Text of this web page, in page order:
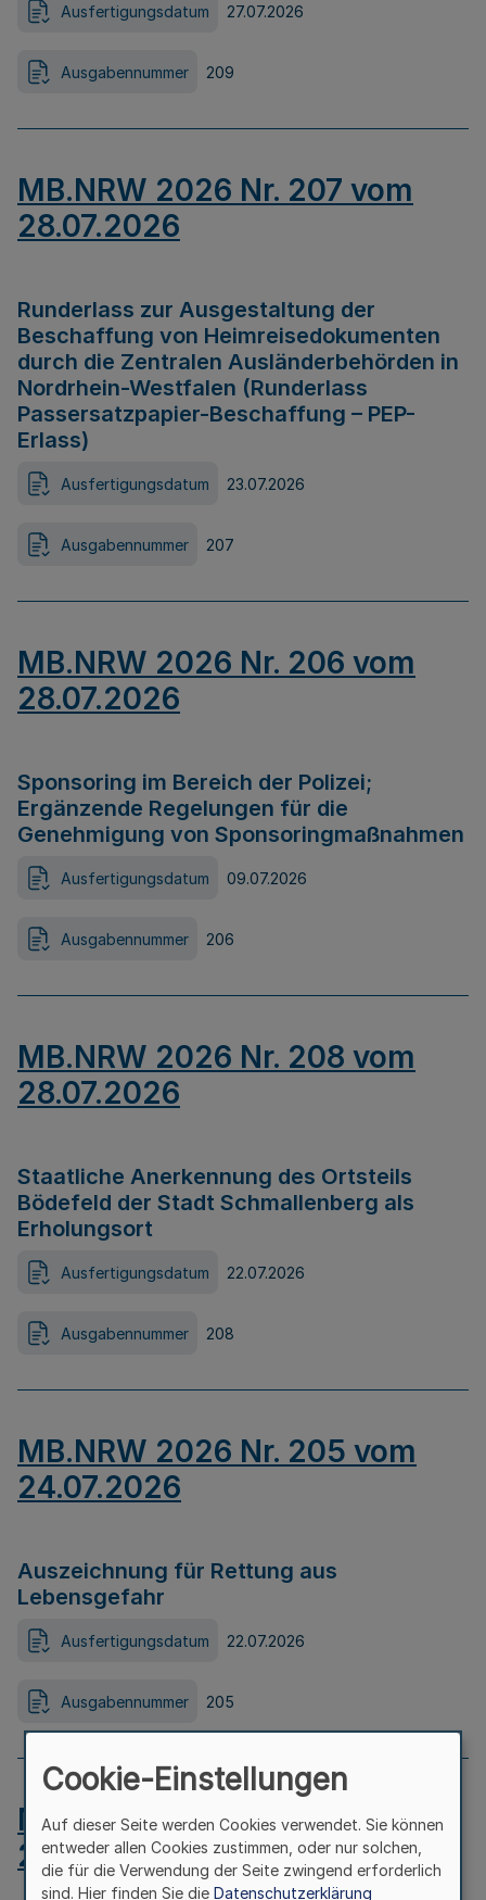
Ausfertigungsdatum 27.07.2026
Ausgabennummer 209
MB.NRW 2026 Nr. 207 vom
28.07.2026
Runderlass zur Ausgestaltung der
Beschaffung von Heimreisedokumenten
durch die Zentralen Ausländerbehörden in
Nordrhein-Westfalen (Runderlass
Passersatzpapier-Beschaffung – PEP-
Erlass)
Ausfertigungsdatum 23.07.2026
Ausgabennummer 207
MB.NRW 2026 Nr. 206 vom
28.07.2026
Sponsoring im Bereich der Polizei;
Ergänzende Regelungen für die
Genehmigung von Sponsoringmaßnahmen
Ausfertigungsdatum 09.07.2026
Ausgabennummer 206
MB.NRW 2026 Nr. 208 vom
28.07.2026
Staatliche Anerkennung des Ortsteils
Bödefeld der Stadt Schmallenberg als
Erholungsort
Ausfertigungsdatum 22.07.2026
Ausgabennummer 208
MB.NRW 2026 Nr. 205 vom
24.07.2026
Auszeichnung für Rettung aus
Lebensgefahr
Ausfertigungsdatum 22.07.2026
Ausgabennummer 205
MB.NRW 2026 Nr. 204 vom
24.07.2026
Cookie-Einstellungen
Auf dieser Seite werden Cookies verwendet. Sie können
entweder allen Cookies zustimmen, oder nur solchen,
die für die Verwendung der Seite zwingend erforderlich
sind. Hier finden Sie die Datenschutzerklärung